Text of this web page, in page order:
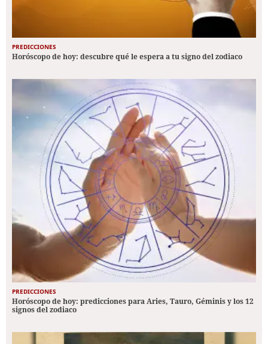
PREDICCIONES
Horóscopo de hoy: descubre qué le espera a tu signo del zodiaco
PREDICCIONES
Horóscopo de hoy: predicciones para Aries, Tauro, Géminis y los 12
signos del zodiaco